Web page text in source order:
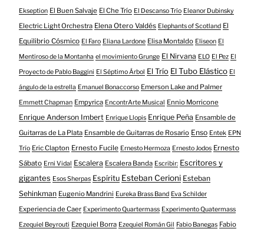
Ekseption El Buen Salvaje El Che Trío El Descanso Trío Eleanor Dubinsky
Electric Light Orchestra Elena Otero Valdés Elephants of Scotland El
Equilibrio Cósmico El Faro Eliana Lardone Elisa Montaldo Eliseon El
Mentiroso de la Montanha el movimiento Grunge El Nirvana ELO El Pez El
Proyecto de Pablo Baggini El Séptimo Árbol El Trío El Tubo Elástico El
ángulo de la estrella Emanuel Bonaccorso Emerson Lake and Palmer
Emmett Chapman Empyrica EncontrArte Musical Ennio Morricone
Enrique Anderson Imbert Enrique Llopis Enrique Peña Ensamble de
Guitarras de La Plata Ensamble de Guitarras de Rosario Enso Entek EPN
Trío Eric Clapton Ernesto Fucile Ernesto Hermoza Ernesto Jodos Ernesto
Sábato Erni Vidal Escalera Escalera Banda Escribir: Escritores y
gigantes Esos Sherpas Espíritu Esteban Cerioni Esteban
Sehinkman Eugenio Mandrini Eureka Brass Band Eva Schilder
Experiencia de Caer Experimento Quartermass Experimento Quatermass
Ezequiel Beyrouti Ezequiel Borra Ezequiel Román Gil Fabio Banegas Fabio